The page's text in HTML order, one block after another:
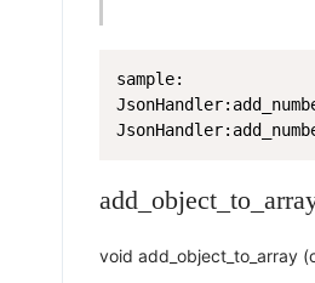
sample:
void add_object_to_array